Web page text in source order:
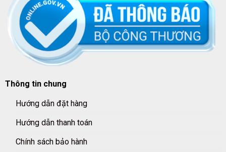
Thông tin chung
Hướng dẫn đặt hàng
Hướng dẫn thanh toán
Chính sách bảo hành